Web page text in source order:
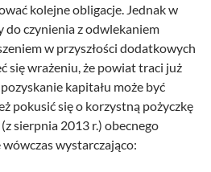
kolejne obligacje. Jednak w
czynienia z odwlekaniem
w przyszłości dodatkowych
się wrażeniu, że powiat traci już
kapitału może być
pokusić się o korzystną pożyczkę
sierpnia 2013 r.) obecnego
wystarczająco: